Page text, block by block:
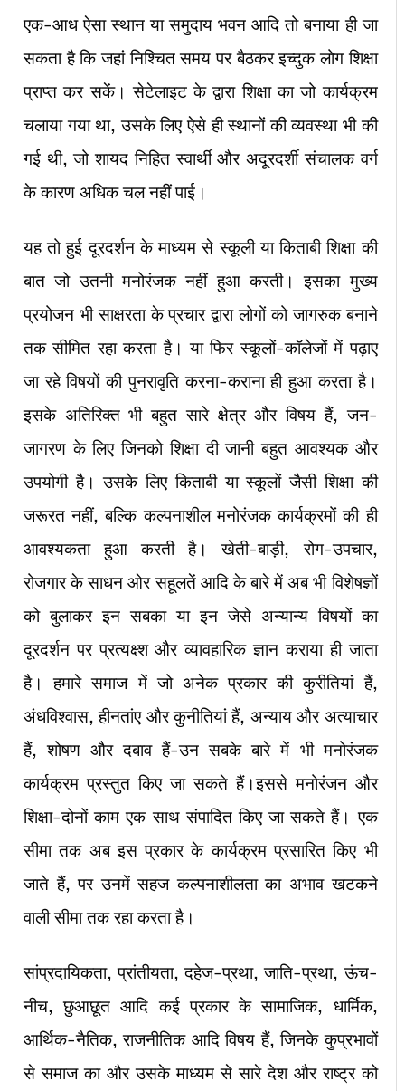
एक-आध ऐसा स्थान या समुदाय भवन आदि तो बनाया ही जा
सकता है कि जहां निश्चित समय पर बैठकर इच्दुक लोग शिक्षा
प्राप्त कर सकें। सेटेलाइट के द्वारा शिक्षा का जो कार्यक्रम
चलाया गया था, उसके लिए ऐसे ही स्थानों की व्यवस्था भी की
गई थी, जो शायद निहित स्वार्थी और अदूरदर्शी संचालक वर्ग
के कारण अधिक चल नहीं पाई।
यह तो हुई दूरदर्शन के माध्यम से स्कूली या किताबी शिक्षा की
बात जो उतनी मनोरंजक नहीं हुआ करती। इसका मुख्य
प्रयोजन भी साक्षरता के प्रचार द्वारा लोगों को जागरुक बनाने
तक सीमित रहा करता है। या फिर स्कूलों-कॉलेजों में पढ़ाए
जा रहे विषयों की पुनरावृति करना-कराना ही हुआ करता है।
इसके अतिरिक्त भी बहुत सारे क्षेत्र और विषय हैं, जन-
जागरण के लिए जिनको शिक्षा दी जानी बहुत आवश्यक और
उपयोगी है। उसके लिए किताबी या स्कूलों जैसी शिक्षा की
जरूरत नहीं, बल्कि कल्पनाशील मनोरंजक कार्यक्रमों की ही
आवश्यकता हुआ करती है। खेती-बाड़ी, रोग-उपचार,
रोजगार के साधन ओर सहूलतें आदि के बारे में अब भी विशेषज्ञों
को बुलाकर इन सबका या इन जेसे अन्यान्य विषयों का
दूरदर्शन पर प्रत्यक्ष्श और व्यावहारिक ज्ञान कराया ही जाता
है। हमारे समाज में जो अनेेक प्रकार की कुरीतियां हैं,
अंधविश्वास, हीनतांए और कुनीतियां हैं, अन्याय और अत्याचार
हैं, शोषण और दबाव हैं-उन सबके बारे में भी मनोरंजक
कार्यक्रम प्रस्तुत किए जा सकते हैं।इससे मनोरंजन और
शिक्षा-दोनों काम एक साथ संपादित किए जा सकते हैं। एक
सीमा तक अब इस प्रकार के कार्यक्रम प्रसारित किए भी
जाते हैं, पर उनमें सहज कल्पनाशीलता का अभाव खटकने
वाली सीमा तक रहा करता है।
सांप्रदायिकता, प्रांतीयता, दहेज-प्रथा, जाति-प्रथा, ऊंच-
नीच, छुआछूत आदि कई प्रकार के सामाजिक, धार्मिक,
आर्थिक-नैतिक, राजनीतिक आदि विषय हैं, जिनके कुप्रभावों
से समाज का और उसके माध्यम से सारे देश और राष्ट्र को